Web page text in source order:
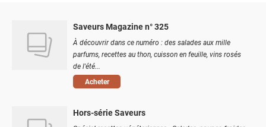
Saveurs Magazine n° 325
À découvrir dans ce numéro : des salades aux mille
parfums, recettes au thon, cuisson en feuille, vins rosés
de l'été...
Acheter
Hors-série Saveurs